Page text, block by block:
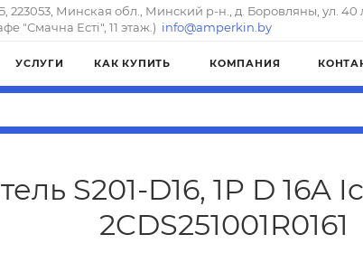
223053, Минская обл., Минский р-н., д. Боровляны, ул.
"Смачна Естi", 11 этаж.) info@amperkin.by
УСЛУГИ КАК КУПИТЬ КОМПАНИЯ
S201-D16, 1P D 16A
2CDS251001R0161